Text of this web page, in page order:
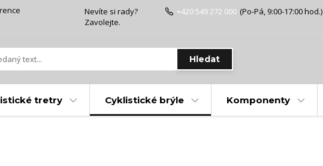
Hledat
Nevíte si rady?
Zavolejte.
+420 549 272 000 (Po-Pá, 9:00-17:00 hod.)
tretry Cyklistické brýle Komponenty